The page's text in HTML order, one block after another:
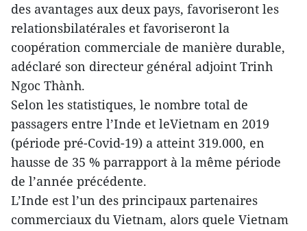
des avantages aux deux pays, favoriseront les
relationsbilatérales et favoriseront la
coopération commerciale de manière durable,
adéclaré son directeur général adjoint Trinh
Ngoc Thành.
Selon les statistiques, le nombre total de
passagers entre l’Inde et leVietnam en 2019
(période pré-Covid-19) a atteint 319.000, en
hausse de 35 % parrapport à la même période
de l’année précédente.
L’Inde est l’un des principaux partenaires
commerciaux du Vietnam, alors quele Vietnam